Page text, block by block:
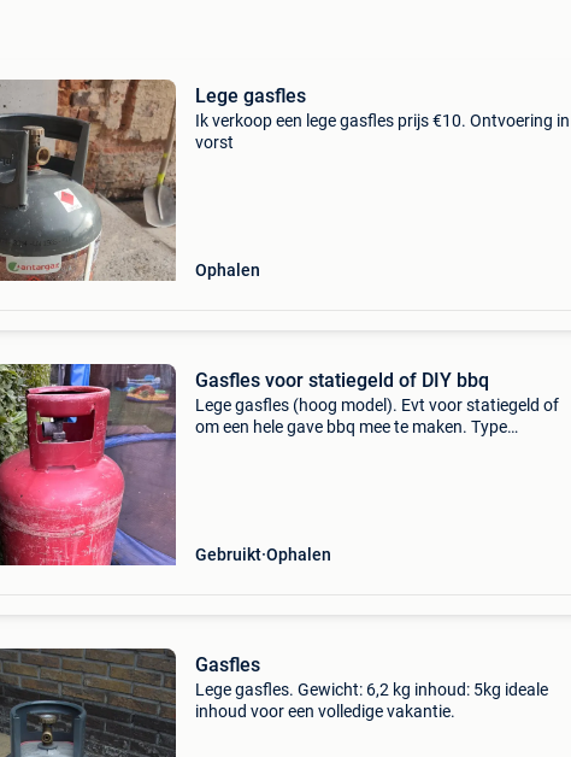
Lege gasfles
Ik verkoop een lege gasfles prijs €10. Ontvoering in
vorst
Ophalen
Gasfles voor statiegeld of DIY bbq
Lege gasfles (hoog model). Evt voor statiegeld of
om een hele gave bbq mee te maken. Type
Gebruikt Ophalen
Gasfles
Lege gasfles. Gewicht: 6,2 kg inhoud: 5kg ideale
inhoud voor een volledige vakantie.